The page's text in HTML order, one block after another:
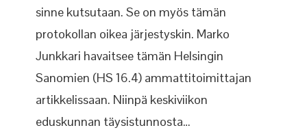
sinne kutsutaan. Se on myös tämän
protokollan oikea järjestyskin. Marko
Junkkari havaitsee tämän Helsingin
Sanomien (HS 16.4) ammattitoimittajan
artikkelissaan. Niinpä keskiviikon
eduskunnan täysistunnosta…